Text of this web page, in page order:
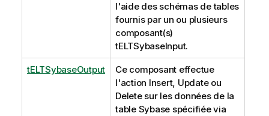
l'aide des schémas de tables
fournis par un ou plusieurs
composant(s)
tELTSybaseInput.
tELTSybaseOutput
Ce composant effectue
l'action Insert, Update ou
Delete sur les données de la
table Sybase spécifiée via